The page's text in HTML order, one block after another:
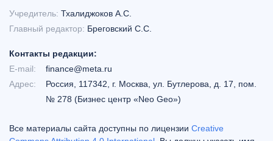
Учредитель: Тхалиджоков А.С.
Главный редактор: Бреговский С.С.
Контакты редакции:
E-mail:
finance@meta.ru
Адрес:
Россия, 117342, г. Москва, ул. Бутлерова, д. 17, пом.
№ 278 (Бизнес центр «Neo Geo»)
Все материалы сайта доступны по лицензии Creative